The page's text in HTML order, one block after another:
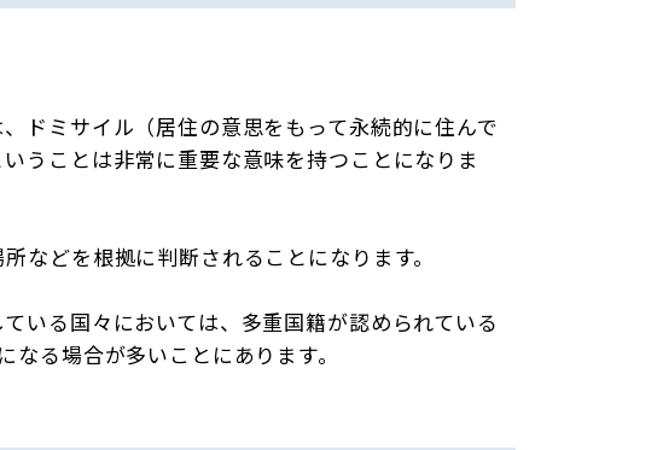
ドミサイル（居住の意思をもって永続的に住んで
うことは非常に重要な意味を持つことになりま
などを根拠に判断されることになります。
いる国々においては、多重国籍が認められている
る場合が多いことにあります。